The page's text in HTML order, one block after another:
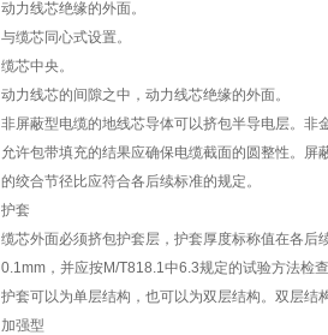
动力线芯绝缘的外面。
与缆芯同心式设置。
缆芯中央。
动力线芯的间隙之中，动力线芯绝缘的外面。
非屏蔽型电缆的地线芯导体可以挤包半导电层。非
允许包带填充的结果应确保电缆截面的圆整性。
的绞合节径比应符合各后续标准的规定。
护套
缆芯外面必须挤包护套层，护套厚度标称值在各
0.1mm，并应按M/T818.1中6.3规定的试验方法检查
护套可以为单层结构，也可以为双层结构。双层结
加强型